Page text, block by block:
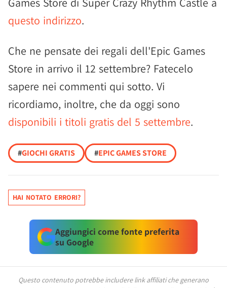
questo indirizzo.
Che ne pensate dei regali dell'Epic Games
Store in arrivo il 12 settembre? Fatecelo
sapere nei commenti qui sotto. Vi
ricordiamo, inoltre, che da oggi sono
disponibili i titoli gratis del 5 settembre.
#GIOCHI GRATIS #EPIC GAMES STORE
HAI NOTATO ERRORI?
Aggiungici come fonte preferita
su Google
Questo contenuto potrebbe includere link affiliati che generano